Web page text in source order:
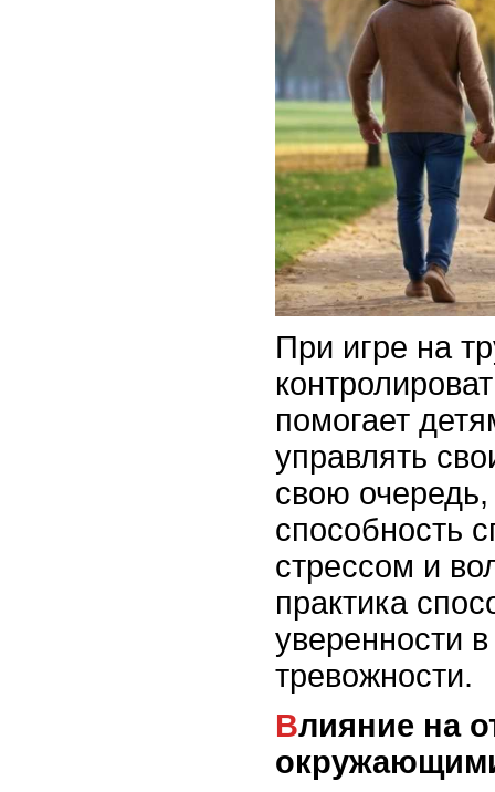
При игре на
помогает
управлять
свою
способность
стрессом и
практика
уверенности
тревожности.
Влияние на отношения с